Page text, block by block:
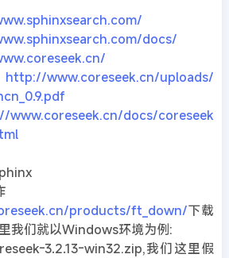
docs/
http://www.coreseek.cn/uploads/
www.coreseek.cn/docs/coreseek
products/ft_down/下载
我们就以Windows环境为例:
3.2.13-win32.zip,我们这里假